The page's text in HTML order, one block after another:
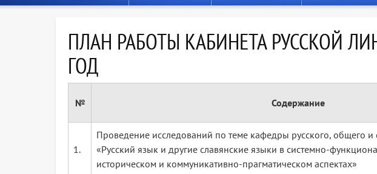
ПЛАН РАБОТЫ КАБИНЕТА РУССКОЙ
ГОД
№ Содержание
1.
Проведение исследований по теме кафедры русского, общего и
«Русский язык и другие славянские языки в системно-
историческом и коммуникативно-прагматическом аспектах»